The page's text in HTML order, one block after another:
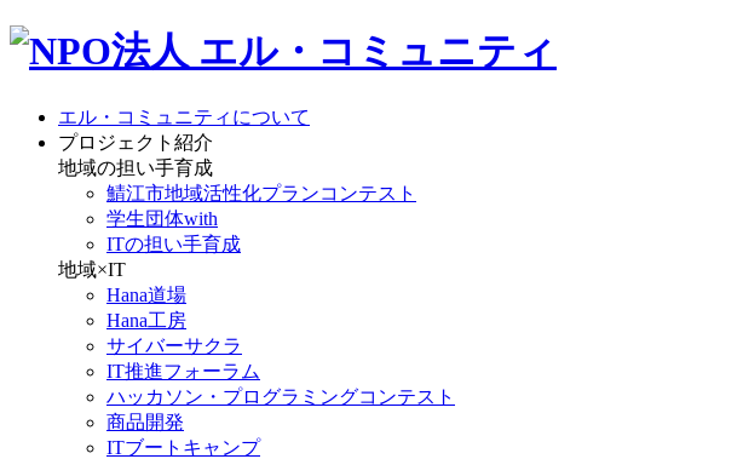
エル・コミュニティについて
プロジェクト紹介
地域の担い手育成
鯖江市地域活性化プランコンテスト
学生団体with
ITの担い手育成
地域×IT
Hana道場
Hana工房
サイバーサクラ
IT推進フォーラム
ハッカソン・プログラミングコンテスト
商品開発
ITブートキャンプ